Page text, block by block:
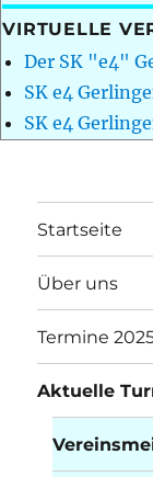
VIRTUELLE
Der SK "e4"
SK e4
SK e4
Startseite
Über uns
Termine
Aktuelle